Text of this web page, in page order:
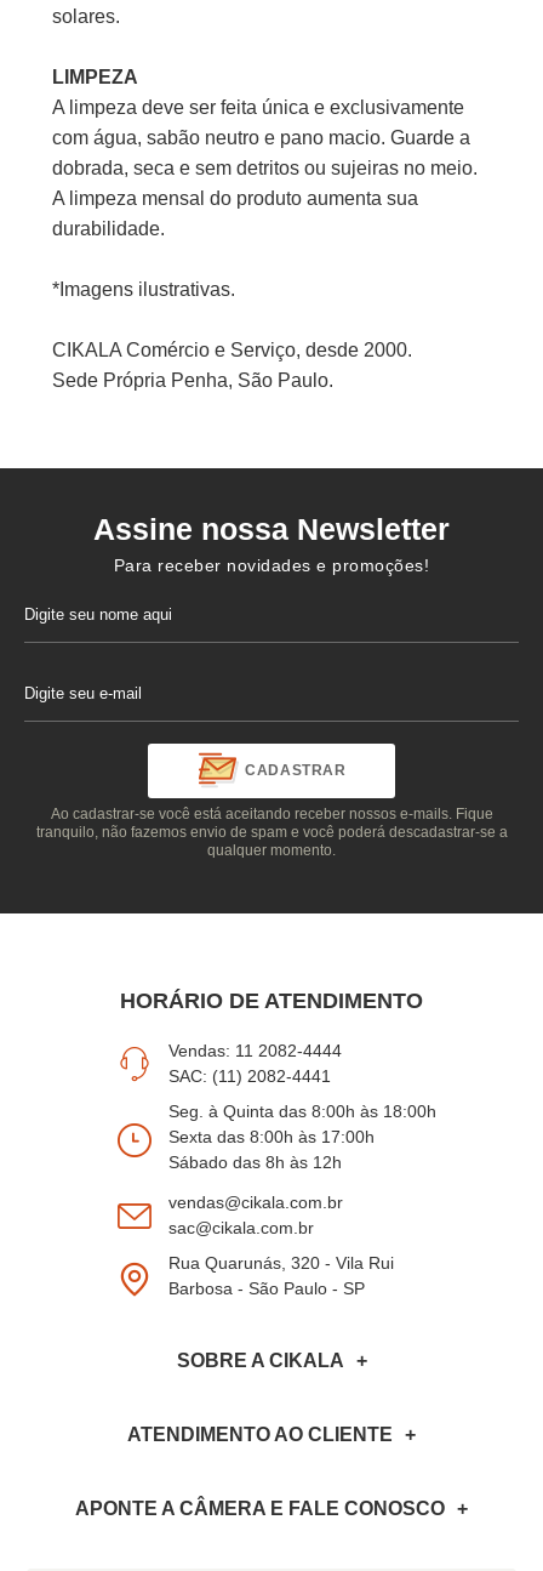
solares.
LIMPEZA
A limpeza deve ser feita única e exclusivamente
com água, sabão neutro e pano macio. Guarde a
dobrada, seca e sem detritos ou sujeiras no meio.
A limpeza mensal do produto aumenta sua
durabilidade.
*Imagens ilustrativas.
CIKALA Comércio e Serviço, desde 2000.
Sede Própria Penha, São Paulo.
Assine nossa Newsletter
Para receber novidades e promoções!
CADASTRAR
Ao cadastrar-se você está aceitando receber nossos e-mails. Fique
tranquilo, não fazemos envio de spam e você poderá descadastrar-se a
qualquer momento.
HORÁRIO DE ATENDIMENTO
Vendas: 11 2082-4444
SAC: (11) 2082-4441
Seg. à Quinta das 8:00h às 18:00h
Sexta das 8:00h às 17:00h
Sábado das 8h às 12h
vendas@cikala.com.br
sac@cikala.com.br
Rua Quarunás, 320 - Vila Rui
Barbosa - São Paulo - SP
SOBRE A CIKALA
ATENDIMENTO AO CLIENTE
APONTE A CÂMERA E FALE CONOSCO